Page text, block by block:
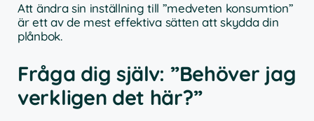
Att ändra sin inställning till ”medveten konsumtion”
är ett av de mest effektiva sätten att skydda din
plånbok.
Fråga dig själv: ”Behöver jag
verkligen det här?”